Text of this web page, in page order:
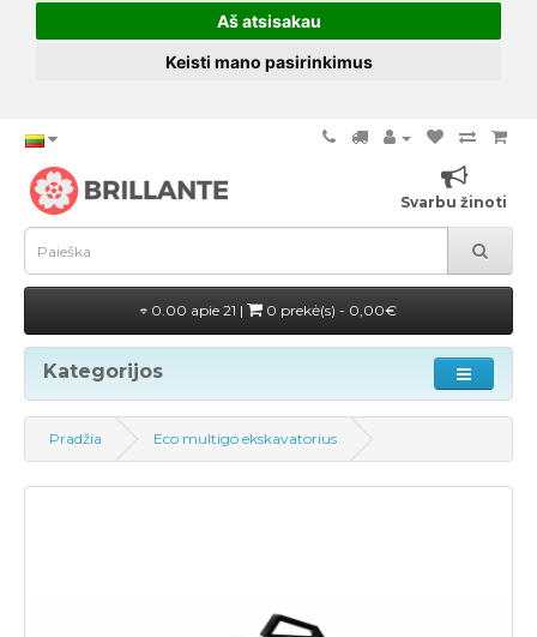
Aš atsisakau
Keisti mano pasirinkimus
Svarbu žinoti
0.00 apie 21 | 0 prekė(s) - 0,00€
Kategorijos
Pradžia Eco multigo ekskavatorius